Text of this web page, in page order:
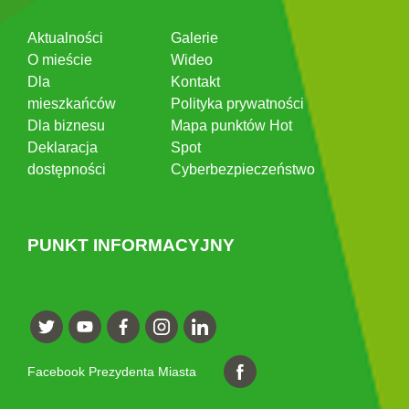
Aktualności
O mieście
Dla
mieszkańców
Dla biznesu
Deklaracja
dostępności
Galerie
Wideo
Kontakt
Polityka prywatności
Mapa punktów Hot
Spot
Cyberbezpieczeństwo
PUNKT INFORMACYJNY
Facebook Prezydenta Miasta